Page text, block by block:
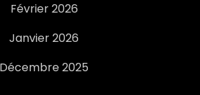
Février 2026
Janvier 2026
Décembre 2025